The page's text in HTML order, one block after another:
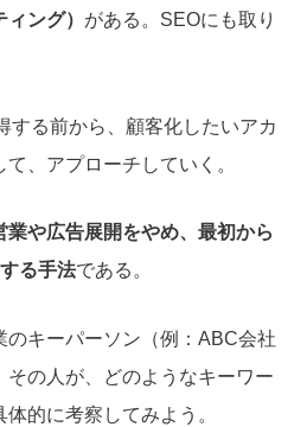
ング） がある。SEOにも取り
する前から、顧客化したいアカ
、アプローチしていく。
業や広告展開をやめ、最初から
る手法である。
のキーパーソン（例：ABC会社
の人が、どのようなキーワー
的に考察してみよう。